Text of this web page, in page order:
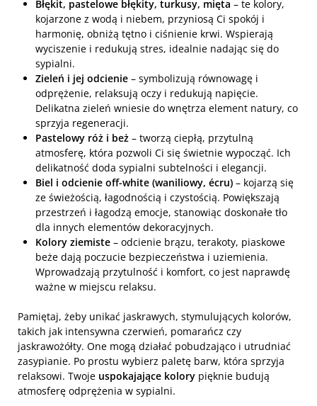
Błękit, pastelowe błękity, turkusy, mięta – te kolory,
kojarzone z wodą i niebem, przyniosą Ci spokój i
harmonię, obniżą tętno i ciśnienie krwi. Wspierają
wyciszenie i redukują stres, idealnie nadając się do
sypialni.
Zieleń i jej odcienie – symbolizują równowagę i
odprężenie, relaksują oczy i redukują napięcie.
Delikatna zieleń wniesie do wnętrza element natury, co
sprzyja regeneracji.
Pastelowy róż i beż – tworzą ciepłą, przytulną
atmosferę, która pozwoli Ci się świetnie wypocząć. Ich
delikatność doda sypialni subtelności i elegancji.
Biel i odcienie off-white (waniliowy, écru) – kojarzą się
ze świeżością, łagodnością i czystością. Powiększają
przestrzeń i łagodzą emocje, stanowiąc doskonałe tło
dla innych elementów dekoracyjnych.
Kolory ziemiste – odcienie brązu, terakoty, piaskowe
beże dają poczucie bezpieczeństwa i uziemienia.
Wprowadzają przytulność i komfort, co jest naprawdę
ważne w miejscu relaksu.
Pamiętaj, żeby unikać jaskrawych, stymulujących kolorów,
takich jak intensywna czerwień, pomarańcz czy
jaskrawożółty. One mogą działać pobudzająco i utrudniać
zasypianie. Po prostu wybierz paletę barw, która sprzyja
relaksowi. Twoje uspokajające kolory pięknie budują
atmosferę odprężenia w sypialni.